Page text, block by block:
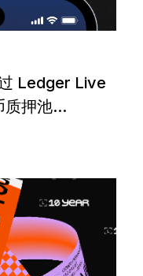
Ledger Live
质押池...